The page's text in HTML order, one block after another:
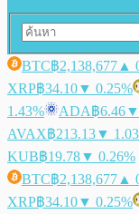
BTC฿2,138,677 ▲
XRP฿34.10▼ 0.25%
1.43%
ADA฿6.46▼
AVAX฿213.13▼
KUB฿19.78▼ 0.26%
BTC฿2,138,677 ▲
XRP฿34.10▼ 0.25%